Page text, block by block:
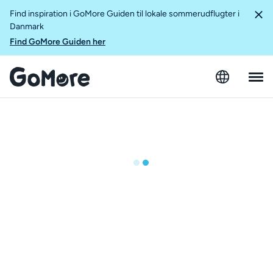
Find inspiration i GoMore Guiden til lokale sommerudflugter i
Danmark
Find GoMore Guiden her